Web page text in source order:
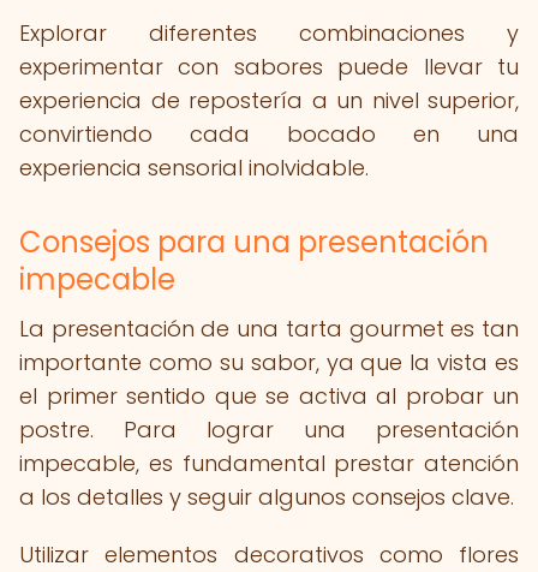
Explorar diferentes combinaciones y
experimentar con sabores puede llevar tu
experiencia de repostería a un nivel superior,
convirtiendo cada bocado en una
experiencia sensorial inolvidable.
Consejos para una presentación
impecable
La presentación de una tarta gourmet es tan
importante como su sabor, ya que la vista es
el primer sentido que se activa al probar un
postre. Para lograr una presentación
impecable, es fundamental prestar atención
a los detalles y seguir algunos consejos clave.
Utilizar elementos decorativos como flores